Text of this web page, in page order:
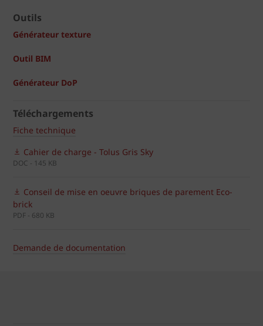
Outils
Générateur texture
Outil BIM
Générateur DoP
Téléchargements
Fiche technique
Cahier de charge - Tolus Gris Sky
DOC - 145 KB
Conseil de mise en oeuvre briques de parement Eco-
brick
PDF - 680 KB
Demande de documentation